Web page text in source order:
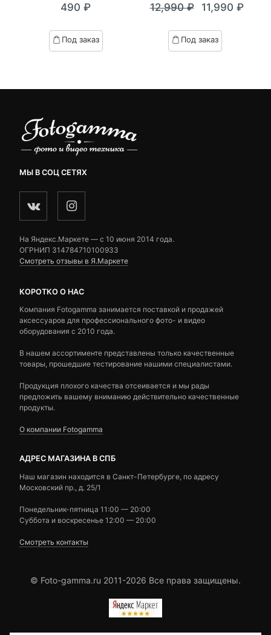
out
based
on
490 ₽
Под заказ
out
based
on
12,990₽
цена
составляла
11,990 ₽
Текущая
цена:
11,990 ₽.
Под заказ
МЫ В СОЦ СЕТЯХ
На Яндекс.Маркете — c 10 июня 2014 года.
ОГРНИП 314784710100933
Смотреть отзывы в Я.Маркете
КОРОТКО О НАС
Компания Fotogamma занимается поставкой и продажей
аксессуаров для профессионального фото- и видео
оборудования с 2010 года.
В нашем ассортименте представлены только качественные
товары, прошедшие тестирование нашими специалистами.
Продукция плохого качества отсеивается и мы рады
предложить вашему вниманию действительно качественные
продукты.
О компании Fotogamma
АДРЕС МАГАЗИНА В СПБ
Наш магазин находится в Санкт-Петербурге, по адресу
Московский пр., д. 25/1
Понедельник-пятница 11:00 — 20:00
Суббота и воскресенье 12:00 — 20:00
Смотреть контакты
© Foto-gamma.ru 2011-2026 Все права защищены.